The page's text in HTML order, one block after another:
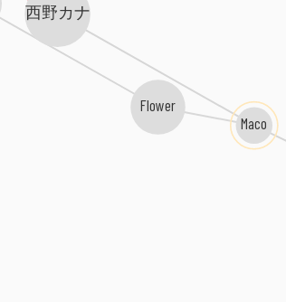
西野カナ
Flower
Maco